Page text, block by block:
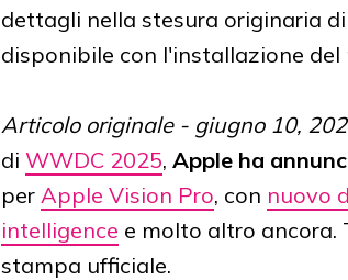
dettagli nella stesura originaria
disponibile con l'installazione
Articolo originale - giugno 10,
di WWDC 2025, Apple ha
per Apple Vision Pro, con nuovo
intelligence e molto altro
stampa ufficiale.